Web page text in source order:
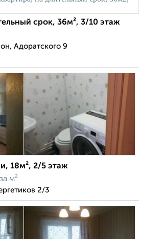
срок, 36м², 3/10 этаж
Адоратского 9
18м², 2/5 этаж
за м²
2/3